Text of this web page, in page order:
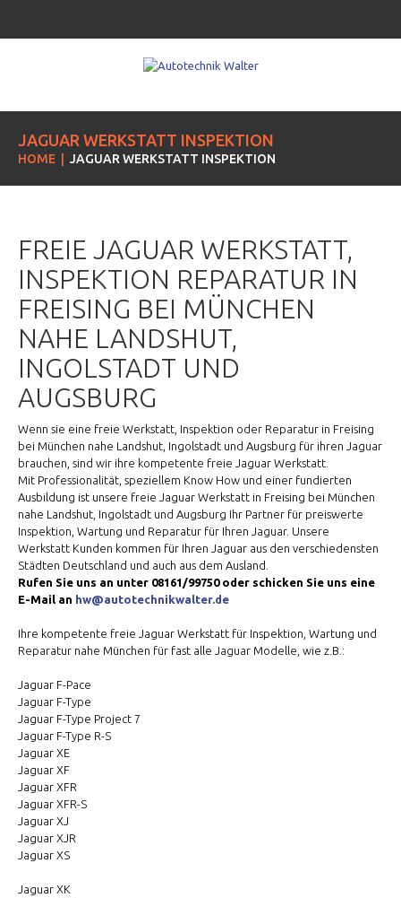
JAGUAR WERKSTATT INSPEKTION
HOME JAGUAR WERKSTATT INSPEKTION
FREIE JAGUAR WERKSTATT,
INSPEKTION REPARATUR IN
FREISING BEI MÜNCHEN
NAHE LANDSHUT,
INGOLSTADT UND
AUGSBURG
Wenn sie eine freie Werkstatt, Inspektion oder Reparatur in Freising
bei München nahe Landshut, Ingolstadt und Augsburg für ihren Jaguar
brauchen, sind wir ihre kompetente freie Jaguar Werkstatt.
Mit Professionalität, speziellem Know How und einer fundierten
Ausbildung ist unsere freie Jaguar Werkstatt in Freising bei München
nahe Landshut, Ingolstadt und Augsburg Ihr Partner für preiswerte
Inspektion, Wartung und Reparatur für Ihren Jaguar. Unsere
Werkstatt Kunden kommen für Ihren Jaguar aus den verschiedensten
Städten Deutschland und auch aus dem Ausland.
Rufen Sie uns an unter 08161/99750 oder schicken Sie uns eine
E-Mail an hw@autotechnikwalter.de
Ihre kompetente freie Jaguar Werkstatt für Inspektion, Wartung und
Reparatur nahe München für fast alle Jaguar Modelle, wie z.B.:
Jaguar F-Pace
Jaguar F-Type
Jaguar F-Type Project 7
Jaguar F-Type R-S
Jaguar XE
Jaguar XF
Jaguar XFR
Jaguar XFR-S
Jaguar XJ
Jaguar XJR
Jaguar XS
Jaguar XK